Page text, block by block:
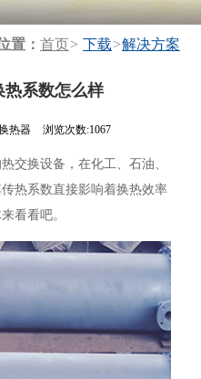
置： 首页> 下载>解决方案
热系数怎么样
热器 浏览次数:1067
交换设备，在化工、石油、
热系数直接影响着换热效率
看看吧。